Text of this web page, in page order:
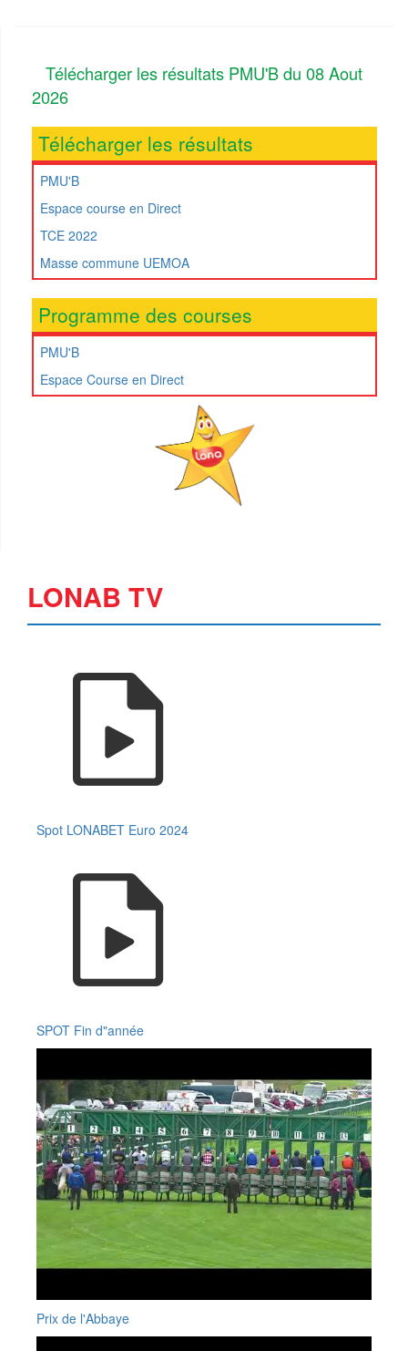
Télécharger les résultats PMU'B du 08 Aout
2026
Télécharger les résultats
PMU'B
Espace course en Direct
TCE 2022
Masse commune UEMOA
Programme des courses
PMU'B
Espace Course en Direct
LONAB TV
Spot LONABET Euro 2024
SPOT Fin d"année
Prix de l'Abbaye